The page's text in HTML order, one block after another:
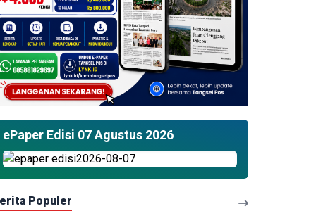
ePaper Edisi 07 Agustus 2026
Populer